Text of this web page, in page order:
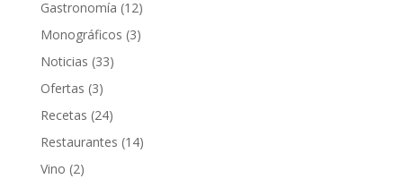
Gastronomía (12)
Monográficos (3)
Noticias (33)
Ofertas (3)
Recetas (24)
Restaurantes (14)
Vino (2)